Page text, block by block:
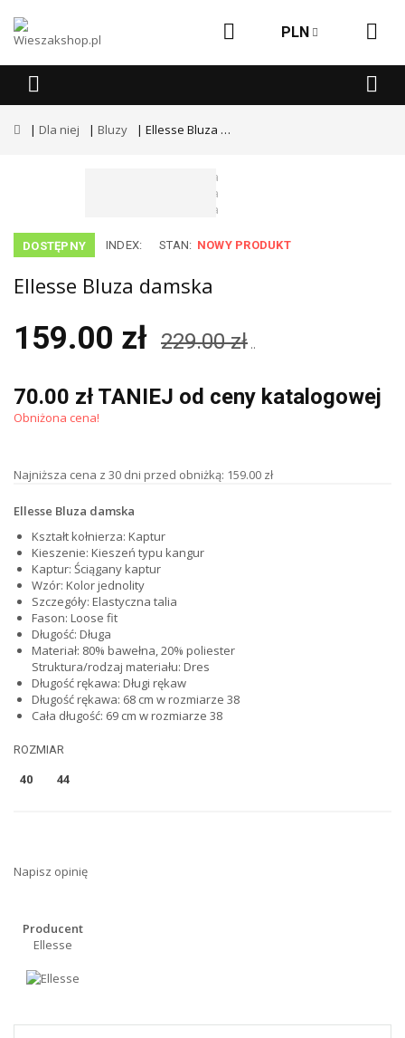
PLN
Dla niej Bluzy Ellesse Bluza damska
DOSTĘPNY INDEX: STAN: NOWY PRODUKT
Ellesse Bluza damska
159.00 zł 229.00 zł ..
70.00 zł TANIEJ od ceny katalogowej
Obniżona cena!
Najniższa cena z 30 dni przed obniżką: 159.00 zł
Ellesse Bluza damska
Kształt kołnierza: Kaptur
Kieszenie: Kieszeń typu kangur
Kaptur: Ściągany kaptur
Wzór: Kolor jednolity
Szczegóły: Elastyczna talia
Fason: Loose fit
Długość: Długa
Materiał: 80% bawełna, 20% poliester
Struktura/rodzaj materiału: Dres
Długość rękawa: Długi rękaw
Długość rękawa: 68 cm w rozmiarze 38
Cała długość: 69 cm w rozmiarze 38
ROZMIAR
40 44
Napisz opinię
Producent
Ellesse